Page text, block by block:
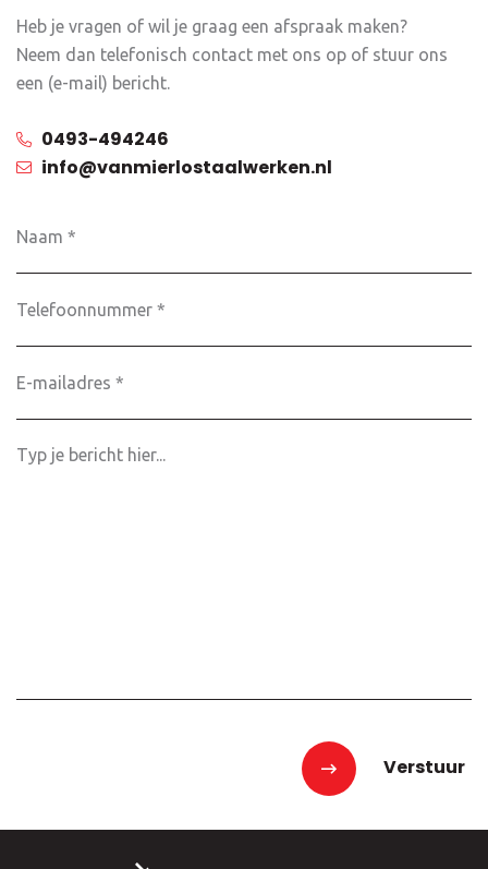
Heb je vragen of wil je graag een afspraak maken?
Neem dan telefonisch contact met ons op of stuur ons
een (e-mail) bericht.
0493-494246
info@vanmierlostaalwerken.nl
mailadres
*
Verstuur